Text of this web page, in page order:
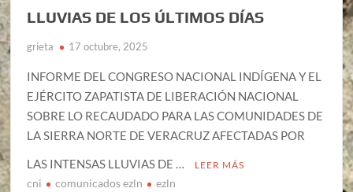
LLUVIAS DE LOS ÚLTIMOS DÍAS
grieta 17 octubre, 2025
INFORME DEL CONGRESO NACIONAL INDÍGENA Y EL
EJÉRCITO ZAPATISTA DE LIBERACIÓN NACIONAL
SOBRE LO RECAUDADO PARA LAS COMUNIDADES DE
LA SIERRA NORTE DE VERACRUZ AFECTADAS POR
LAS INTENSAS LLUVIAS DE …
LEER MÁS
cni comunicados ezln ezln